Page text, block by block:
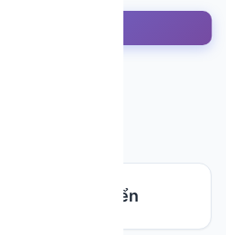
nhà phát triển